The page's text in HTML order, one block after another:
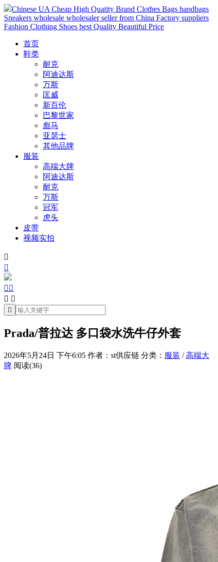
Chinese UA Cheap High Quatity Brand Clothes Bags handbags
Sneakers wholesale wholesaler seller from China Factory suppliers
Fashion Clothing Shoes best Quality Beautiful Price
首页
鞋类
耐克
阿迪达斯
万斯
匡威
新百伦
巴黎世家
彪马
亚瑟士
其他品牌
服装
高端大牌
阿迪达斯
耐克
万斯
冠军
虎头
皮带
视频实拍


 
 

Prada/普拉达 多口袋水洗牛仔外套
2026年5月24日 下午6:05 作者：st供应链 分类： 服装 /高端大
牌 阅读(36)